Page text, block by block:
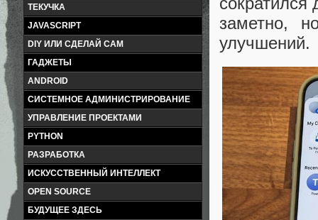
ТЕКУЧКА
JAVASCRIPT
DIY ИЛИ СДЕЛАЙ САМ
ГАДЖЕТЫ
ANDROID
СИСТЕМНОЕ АДМИНИСТРИРОВАНИЕ
УПРАВЛЕНИЕ ПРОЕКТАМИ
PYTHON
РАЗРАБОТКА
ИСКУССТВЕННЫЙ ИНТЕЛЛЕКТ
OPEN SOURCE
БУДУЩЕЕ ЗДЕСЬ
заметно,
улучшений.